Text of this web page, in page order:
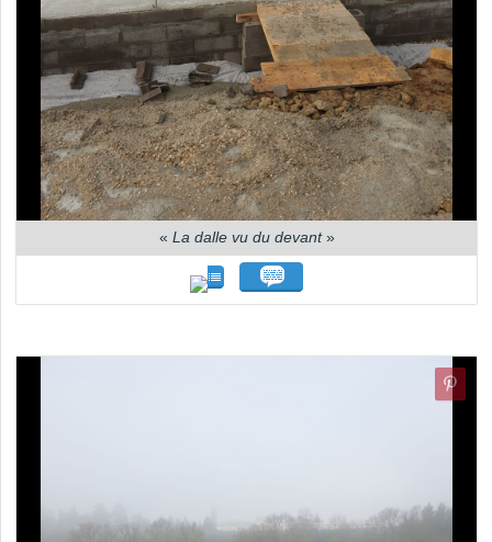
« La dalle vu du devant»